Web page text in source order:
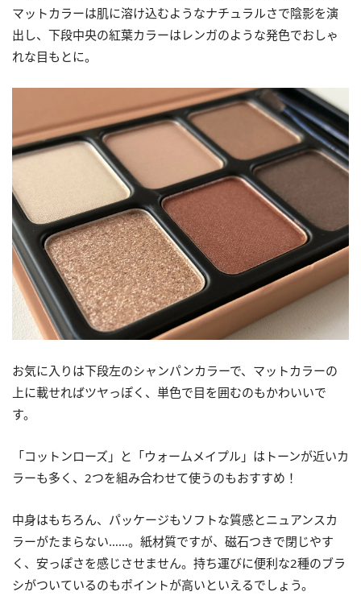
マットカラーは肌に溶け込むようなナチュラルさで陰影を演
出し、下段中央の紅葉カラーはレンガのような発色でおしゃ
れな目もとに。
お気に入りは下段左のシャンパンカラーで、マットカラーの
上に載せればツヤっぽく、単色で目を囲むのもかわいいで
す。
「コットンローズ」と「ウォームメイプル」はトーンが近いカ
ラーも多く、2つを組み合わせて使うのもおすすめ！
中身はもちろん、パッケージもソフトな質感とニュアンスカ
ラーがたまらない……。紙材質ですが、磁石つきで閉じやす
く、安っぽさを感じさせません。持ち運びに便利な2種のブラ
シがついているのもポイントが高いといえるでしょう。